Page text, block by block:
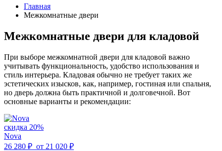
Главная
Межкомнатные двери
Межкомнатные двери для кладовой
При выборе межкомнатной двери для кладовой важно
учитывать функциональность, удобство использования и
стиль интерьера. Кладовая обычно не требует таких же
эстетических изысков, как, например, гостиная или спальня,
но дверь должна быть практичной и долговечной. Вот
основные варианты и рекомендации:
скидка 20%
Nova
26 280 ₽ от 21 020 ₽